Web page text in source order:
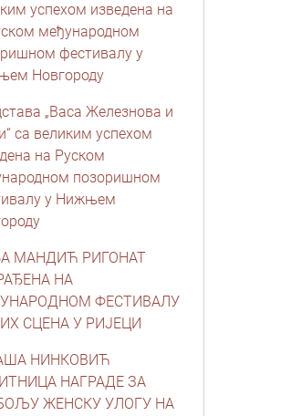
успехом изведена на
међународном
фестивалу у
Новгороду
„Васа Железнова и
са великим успехом
на Руском
позоришном
у Нижњем
МАНДИЋ РИГОНАТ
НА
ФЕСТИВАЛУ
СЦЕНА У РИЈЕЦИ
НИНКОВИЋ
НАГРАДЕ ЗА
ЖЕНСКУ УЛОГУ НА